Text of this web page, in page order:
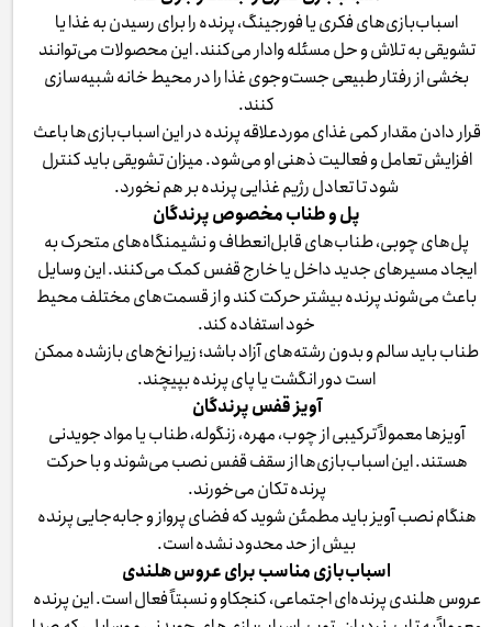
اسباب‌بازی‌های فکری یا فورجینگ، پرنده را برای رسیدن به غذا یا
تشویقی به تلاش و حل مسئله وادار می‌کنند. این محصولات می‌توانند
بخشی از رفتار طبیعی جست‌وجوی غذا را در محیط خانه شبیه‌سازی
کنند.
قرار دادن مقدار کمی غذای موردعلاقه پرنده در این اسباب‌بازی‌ها باعث
افزایش تعامل و فعالیت ذهنی او می‌شود. میزان تشویقی باید کنترل
شود تا تعادل رژیم غذایی پرنده بر هم نخورد.
پل و طناب مخصوص پرندگان
پل‌های چوبی، طناب‌های قابل‌انعطاف و نشیمنگاه‌های متحرک به
ایجاد مسیرهای جدید داخل یا خارج قفس کمک می‌کنند. این وسایل
باعث می‌شوند پرنده بیشتر حرکت کند و از قسمت‌های مختلف محیط
خود استفاده کند.
طناب باید سالم و بدون رشته‌های آزاد باشد؛ زیرا نخ‌های بازشده ممکن
است دور انگشت یا پای پرنده بپیچند.
آویز قفس پرندگان
آویزها معمولاً ترکیبی از چوب، مهره، زنگوله، طناب یا مواد جویدنی
هستند. این اسباب‌بازی‌ها از سقف قفس نصب می‌شوند و با حرکت
پرنده تکان می‌خورند.
هنگام نصب آویز باید مطمئن شوید که فضای پرواز و جابه‌جایی پرنده
بیش از حد محدود نشده است.
اسباب‌بازی مناسب برای عروس هلندی
عروس هلندی پرنده‌ای اجتماعی، کنجکاو و نسبتاً فعال است. این پرنده